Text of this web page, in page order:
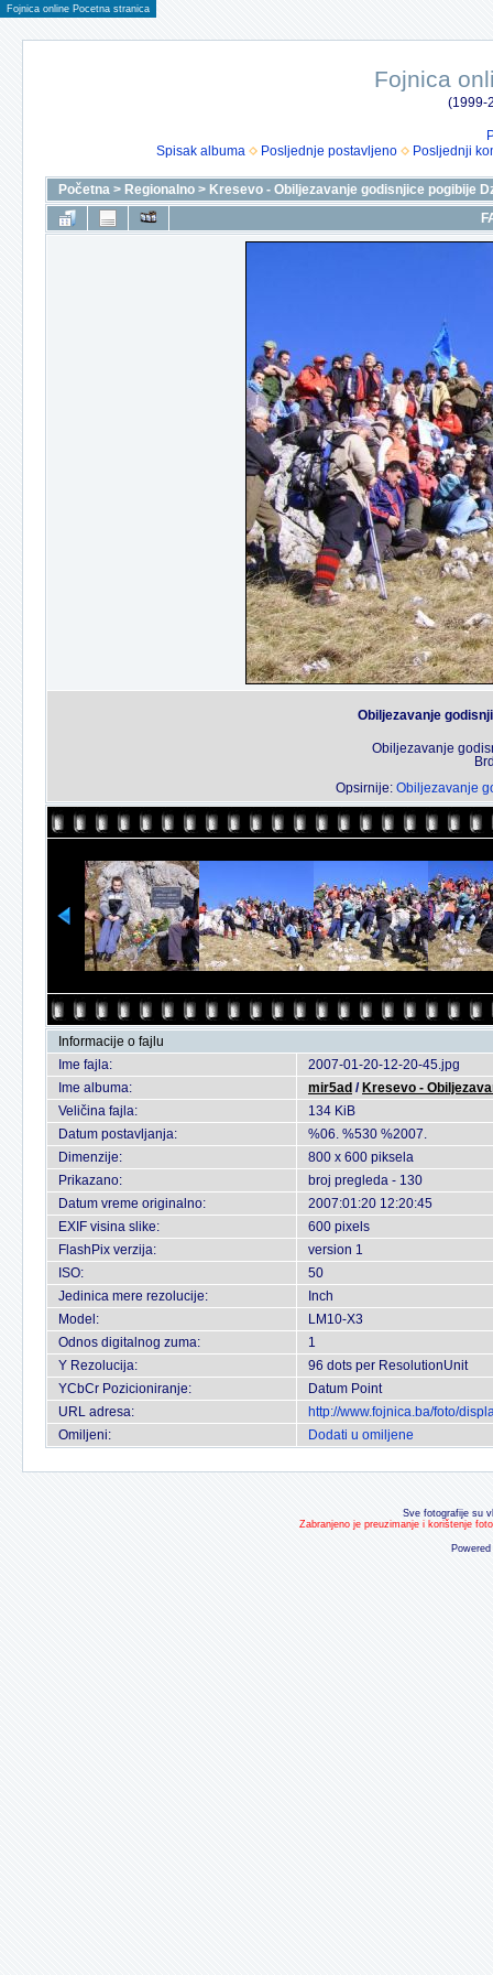
Fojnica online Pocetna stranica
Fojnica
(1999-
Spisak albuma
Posljednje postavljeno Posljednji
Početna > Regionalno > Kresevo - Obiljezavanje godisnjice pogibije
Obiljezavanje
Obiljezavanje
Opsirnije: Obiljezavanje
Informacije o fajlu
Ime fajla:
2007-01-20-12-20-45.jpg
Ime albuma:
mir5ad / Kresevo -
Veličina fajla:
134 KiB
Datum postavljanja:
%06. %530 %2007.
Dimenzije:
800 x 600 piksela
Prikazano:
broj pregleda - 130
Datum vreme originalno:
2007:01:20 12:20:45
EXIF visina slike:
600 pixels
FlashPix verzija:
version 1
ISO:
50
Jedinica mere rezolucije:
Inch
Model:
LM10-X3
Odnos digitalnog zuma:
1
Y Rezolucija:
96 dots per ResolutionUnit
YCbCr Pozicioniranje:
Datum Point
URL adresa:
http://www.fojnica.ba/foto/
Omiljeni:
Dodati u omiljene
Sve fotografije su
Zabranjeno je preuzimanje i korištenje